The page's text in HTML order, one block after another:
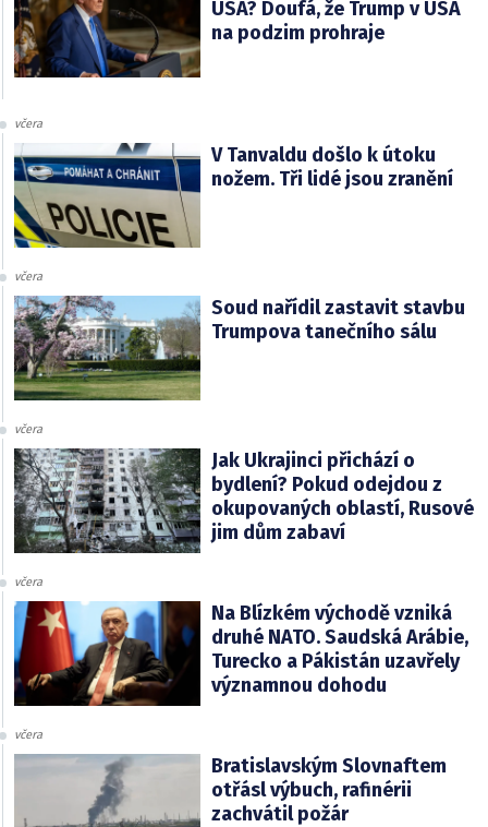
USA? Doufá, že Trump v USA
na podzim prohraje
včera
V Tanvaldu došlo k útoku
nožem. Tři lidé jsou zranění
včera
Soud nařídil zastavit stavbu
Trumpova tanečního sálu
včera
Jak Ukrajinci přichází o
bydlení? Pokud odejdou z
okupovaných oblastí, Rusové
jim dům zabaví
včera
Na Blízkém východě vzniká
druhé NATO. Saudská Arábie,
Turecko a Pákistán uzavřely
významnou dohodu
včera
Bratislavským Slovnaftem
otřásl výbuch, rafinérii
zachvátil požár